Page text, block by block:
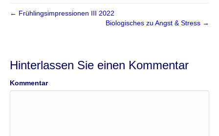
← Frühlingsimpressionen III 2022
Biologisches zu Angst & Stress →
Hinterlassen Sie einen Kommentar
Kommentar